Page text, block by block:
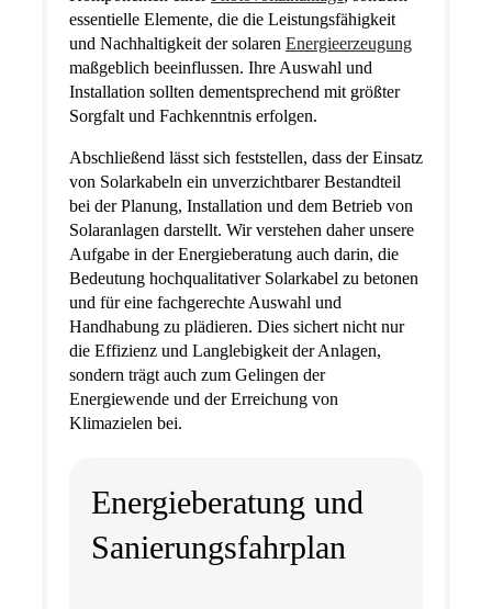
essentielle Elemente, die die Leistungsfähigkeit
und Nachhaltigkeit der solaren Energieerzeugung
maßgeblich beeinflussen. Ihre Auswahl und
Installation sollten dementsprechend mit größter
Sorgfalt und Fachkenntnis erfolgen.
Abschließend lässt sich feststellen, dass der Einsatz
von Solarkabeln ein unverzichtbarer Bestandteil
bei der Planung, Installation und dem Betrieb von
Solaranlagen darstellt. Wir verstehen daher unsere
Aufgabe in der Energieberatung auch darin, die
Bedeutung hochqualitativer Solarkabel zu betonen
und für eine fachgerechte Auswahl und
Handhabung zu plädieren. Dies sichert nicht nur
die Effizienz und Langlebigkeit der Anlagen,
sondern trägt auch zum Gelingen der
Energiewende und der Erreichung von
Klimazielen bei.
Energieberatung und
Sanierungsfahrplan